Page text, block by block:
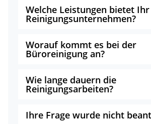
Welche Leistungen bietet Ihr
Reinigungsunternehmen?
Worauf kommt es bei der
Büroreinigung an?
Wie lange dauern die
Reinigungsarbeiten?
Ihre Frage wurde nicht